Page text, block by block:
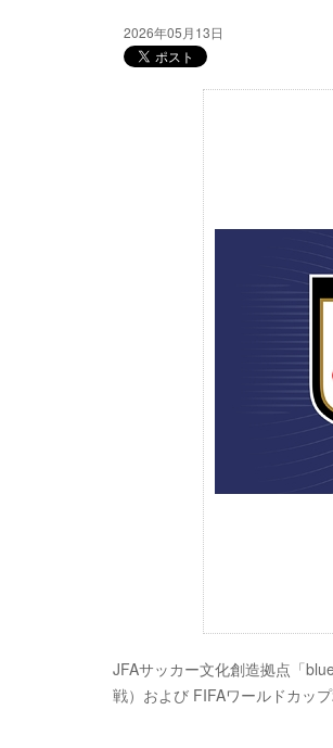
2026年05月13日
JFAサッカー文化創造拠点「
戦）および FIFAワールドカッ